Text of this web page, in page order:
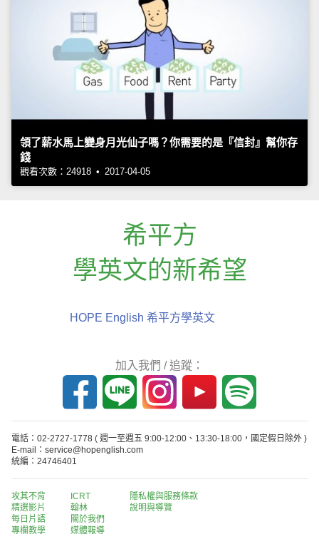
領了薪水馬上變身月光仙子嗎？你需要的是『信封』幫你存
錢
觀看次數：24918 • 2017-04-05
希平方
學英文的新希望
HOPE English 希平方學英文
加入我們 / 追蹤：
電話：02-2727-1778 ( 週一至週五 9:00-12:00、13:30-18:00，國定假日除外 )
E-mail：service@hopenglish.com
統編：24746401
攻其不背
精選影片
每日片語
專欄教學
ICRT
翰林
關於我們
媒體報導
隱私權與服務條款
說明與導覽